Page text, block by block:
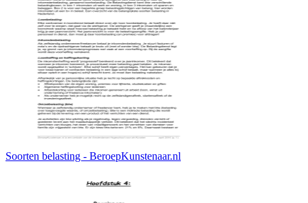
Soorten belasting - BeroepKunstenaar.nl